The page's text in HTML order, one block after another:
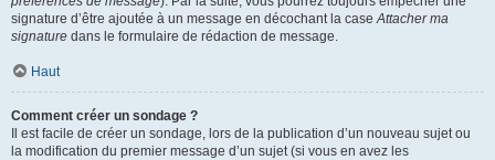
signature d’être ajoutée à un message en décochant la caseAttacher ma
signature dans le formulaire de rédaction de message.
Haut
Comment créer un sondage ?
Il est facile de créer un sondage, lors de la publication d’un nouveau sujet ou
la modification du premier message d’un sujet (si vous en avez les